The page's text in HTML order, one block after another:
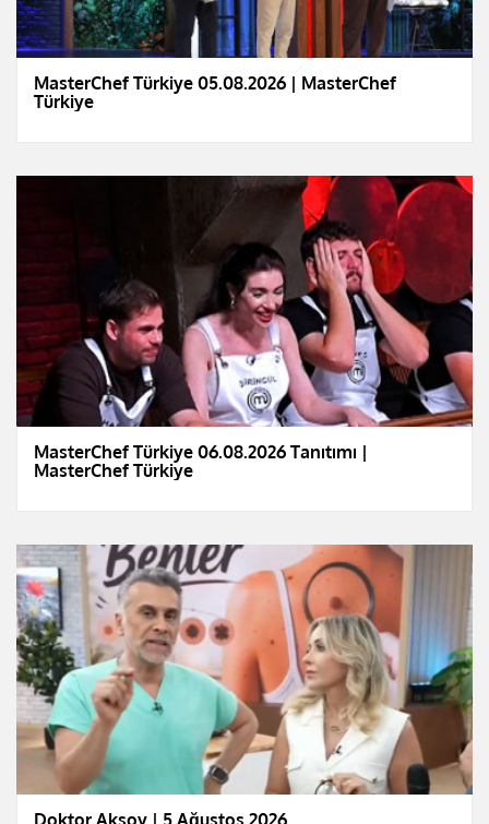
MasterChef Türkiye 05.08.2026 | MasterChef
Türkiye
MasterChef Türkiye 06.08.2026 Tanıtımı |
MasterChef Türkiye
Doktor Aksoy | 5 Ağustos 2026